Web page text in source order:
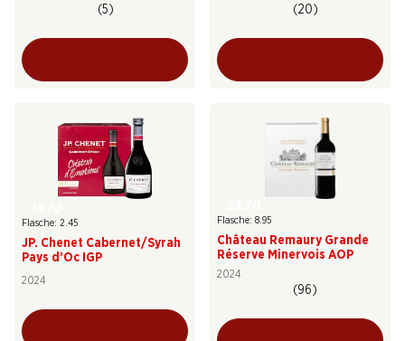
(5) (20)
Flasche: 2.45
JP. Chenet Cabernet/Syrah
Pays d’Oc IGP
2024
Flasche: 8.95
Château Remaury Grande
Réserve Minervois AOP
2024
(96)